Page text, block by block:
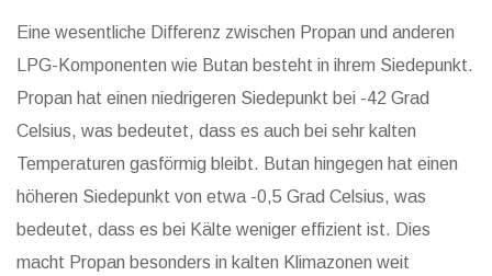
Eine wesentliche Differenz zwischen Propan und anderen
LPG-Komponenten wie Butan besteht in ihrem Siedepunkt.
Propan hat einen niedrigeren Siedepunkt bei -42 Grad
Celsius, was bedeutet, dass es auch bei sehr kalten
Temperaturen gasförmig bleibt. Butan hingegen hat einen
höheren Siedepunkt von etwa -0,5 Grad Celsius, was
bedeutet, dass es bei Kälte weniger effizient ist. Dies
macht Propan besonders in kalten Klimazonen weit